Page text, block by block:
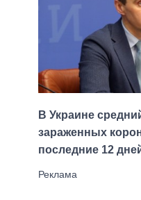
В Украине
зараженных
последние 12